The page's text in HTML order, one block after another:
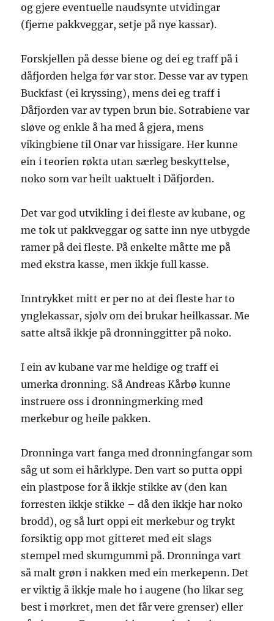
og gjere eventuelle naudsynte utvidingar
(fjerne pakkveggar, setje på nye kassar).
Forskjellen på desse biene og dei eg traff på i
dåfjorden helga før var stor. Desse var av typen
Buckfast (ei kryssing), mens dei eg traff i
Dåfjorden var av typen brun bie. Sotrabiene var
sløve og enkle å ha med å gjera, mens
vikingbiene til Onar var hissigare. Her kunne
ein i teorien røkta utan særleg beskyttelse,
noko som var heilt uaktuelt i Dåfjorden.
Det var god utvikling i dei fleste av kubane, og
me tok ut pakkveggar og satte inn nye utbygde
ramer på dei fleste. På enkelte måtte me på
med ekstra kasse, men ikkje full kasse.
Inntrykket mitt er per no at dei fleste har to
ynglekassar, sjølv om dei brukar heilkassar. Me
satte altså ikkje på dronninggitter på noko.
I ein av kubane var me heldige og traff ei
umerka dronning. Så Andreas Kårbø kunne
instruere oss i dronningmerking med
merkebur og heile pakken.
Dronninga vart fanga med dronningfangar som
såg ut som ei hårklype. Den vart so putta oppi
ein plastpose for å ikkje stikke av (den kan
forresten ikkje stikke – då den ikkje har noko
brodd), og så lurt oppi eit merkebur og trykt
forsiktig opp mot gitteret med eit slags
stempel med skumgummi på. Dronninga vart
så malt grøn i nakken med ein merkepenn. Det
er viktig å ikkje male ho i augene (ho likar seg
best i mørkret, men det får vere grenser) eller